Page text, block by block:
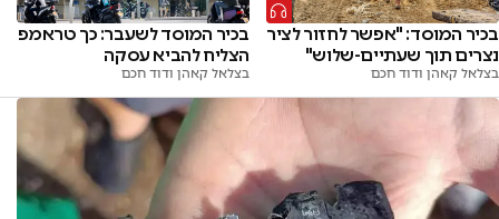
בכיר המוסד: "אפשר לחזור לציר
נצרים תוך שעתיים-שלוש"
בצלאל קאהן ודוד חכם
בכיר המוסד לשעבר: כך טראמפ
הצליח להביא עסקה
בצלאל קאהן ודוד חכם